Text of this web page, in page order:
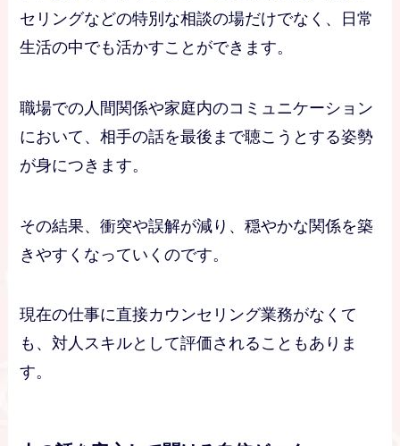
セリングなどの特別な相談の場だけでなく、日常
生活の中でも活かすことができます。
職場での人間関係や家庭内のコミュニケーション
において、相手の話を最後まで聴こうとする姿勢
が身につきます。
その結果、衝突や誤解が減り、穏やかな関係を築
きやすくなっていくのです。
現在の仕事に直接カウンセリング業務がなくて
も、対人スキルとして評価されることもありま
す。